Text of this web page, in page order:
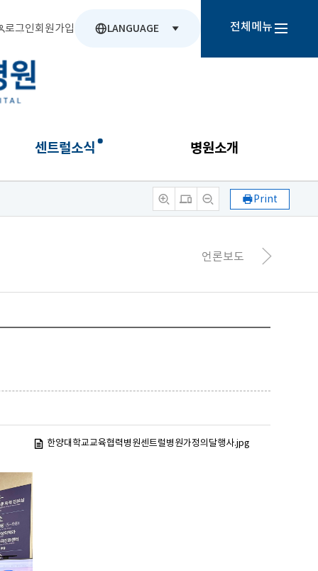
로그인회원가입 LANGUAGE 전체메뉴
센트럴소식 병원소개
Print
언론보도
한양대학교교육협력병원센트럴병원가정의달행사.jpg